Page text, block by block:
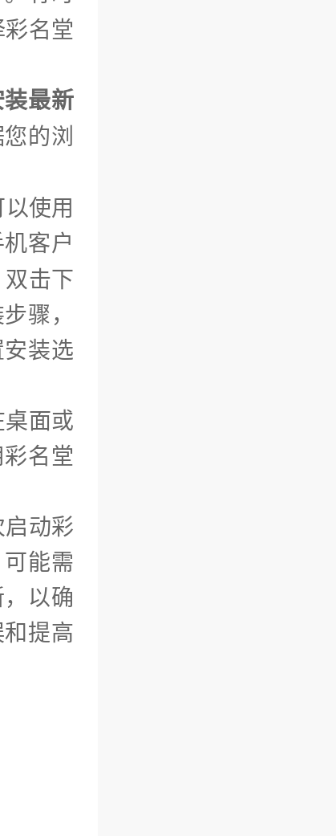
名堂
最新
的浏
使用
客户
击下
骤，
装选
面或
名堂
动彩
能需
以确
提高